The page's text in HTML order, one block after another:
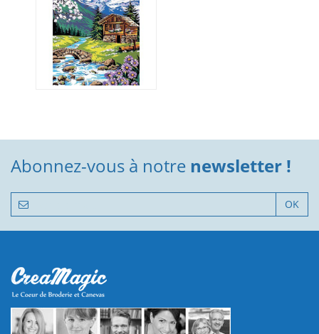
Abonnez-vous à notre newsletter !
OK